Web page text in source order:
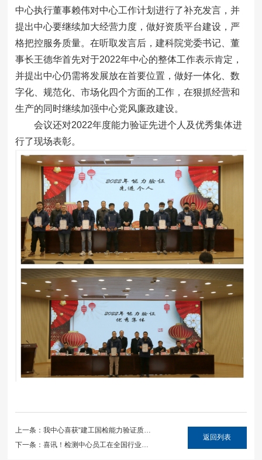
中心执行董事赖伟对中心工作计划进行了补充发言，并
提出中心要继续加大经营力度，做好资质平台建设，严
格把控服务质量。在听取发言后，建科院党委书记、董
事长王德华首先对于2022年中心的整体工作表示肯定，
并提出中心仍需将发展放在首要位置，做好一体化、数
字化、规范化、市场化四个方面的工作，在狠抓经营和
生产的同时继续加强中心党风廉政建设。
会议还对2022年度能力验证先进个人及优秀集体进
行了现场表彰。
上一条：我中心喜获“建工国检能力验证质量
奖”
返回列表
下一条：喜讯！检测中心员工在全国行业职